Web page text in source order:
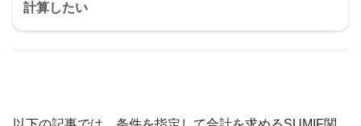
計算したい